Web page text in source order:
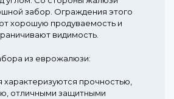
забор. Ограждения этого
хорошую продуваемость и
видимость.
из еврожалюзи:
прочностью,
отличными защитными